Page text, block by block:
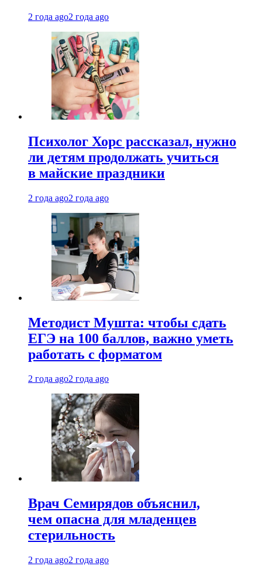
2 года ago2 года ago
Психолог Хорс рассказал, нужно
ли детям продолжать учиться
в майские праздники
2 года ago2 года ago
Методист Мушта: чтобы сдать
ЕГЭ на 100 баллов, важно уметь
работать с форматом
2 года ago2 года ago
Врач Семирядов объяснил,
чем опасна для младенцев
стерильность
2 года ago2 года ago